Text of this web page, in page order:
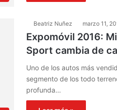
Beatriz Nuñez marzo 11,
Expomóvil 2016:
Sport cambia de
Uno de los autos más
segmento de los todo
profunda…